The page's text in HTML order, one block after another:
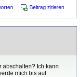
Beitrag zitieren
abschalten? Ich kann
mich bis auf